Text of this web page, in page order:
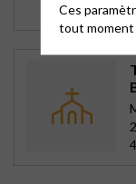
Ces
tout moment